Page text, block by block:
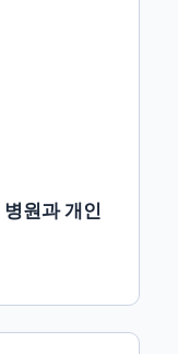
원과 개인